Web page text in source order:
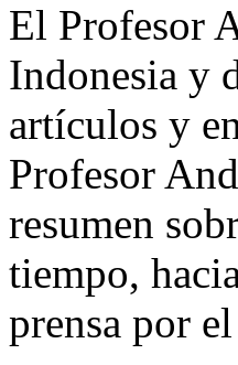
El Profesor
Indonesia y
artículos y
Profesor
resumen
tiempo,
prensa por